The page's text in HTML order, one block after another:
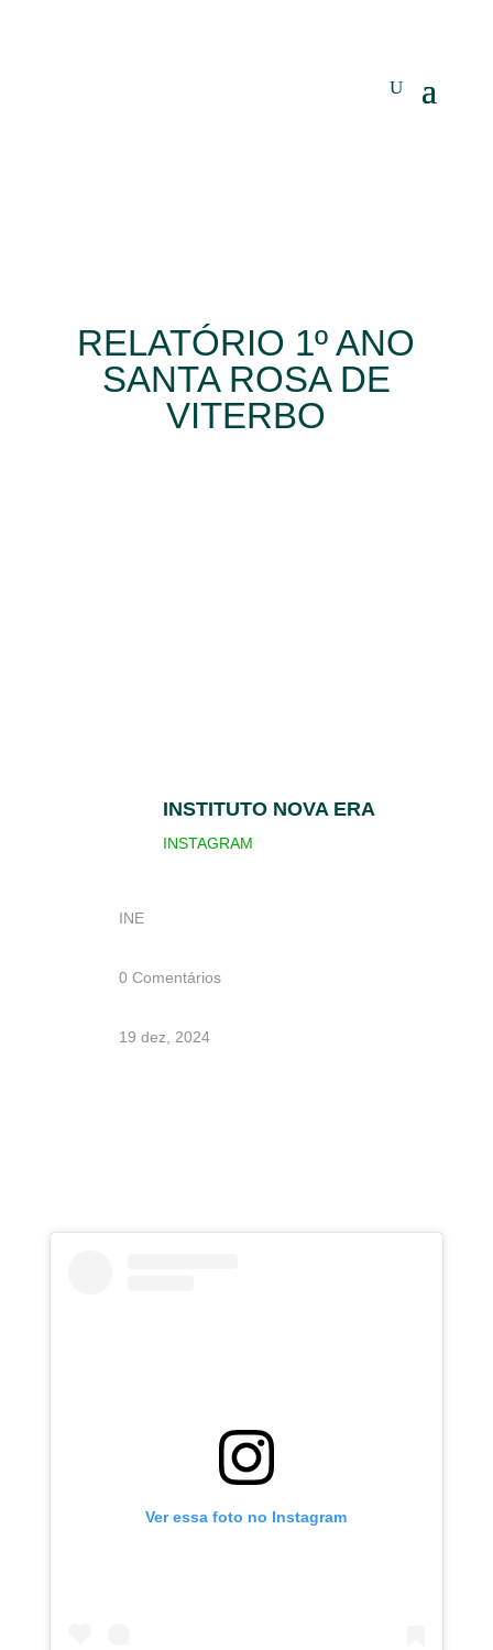
RELATÓRIO 1º ANO
SANTA ROSA DE
VITERBO
INSTITUTO NOVA ERA
INSTAGRAM
INE
0 Comentários
19 dez, 2024
Ver essa foto no Instagram